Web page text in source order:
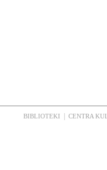
BIBLIOTEKI CENTRA